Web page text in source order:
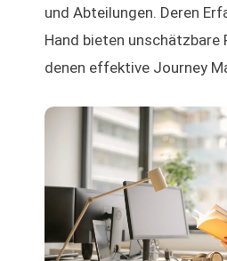
und Abteilungen. Deren
Hand bieten unschätzbare
denen effektive Journey